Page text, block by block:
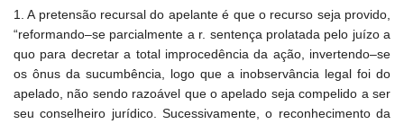
1. A pretensão recursal do apelante é que o recurso seja provido,
“reformando–se parcialmente a r. sentença prolatada pelo juízo a
quo para decretar a total improcedência da ação, invertendo–se
os ônus da sucumbência, logo que a inobservância legal foi do
apelado, não sendo razoável que o apelado seja compelido a ser
seu conselheiro jurídico. Sucessivamente, o reconhecimento da